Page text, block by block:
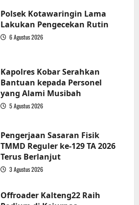
Polsek Kotawaringin Lama
Lakukan Pengecekan Rutin
6 Agustus 2026
Kapolres Kobar Serahkan
Bantuan kepada Personel
yang Alami Musibah
5 Agustus 2026
Pengerjaan Sasaran Fisik
TMMD Reguler ke-129 TA 2026
Terus Berlanjut
3 Agustus 2026
Offroader Kalteng22 Raih